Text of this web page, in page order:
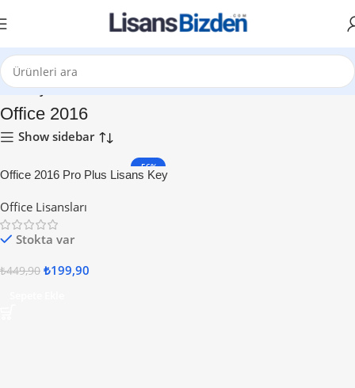
Ana Sayfa
Office 2016
Show sidebar
-56%
Office 2016 Pro Plus Lisans Key
Office Lisansları
Stokta var
₺449,90 ₺199,90